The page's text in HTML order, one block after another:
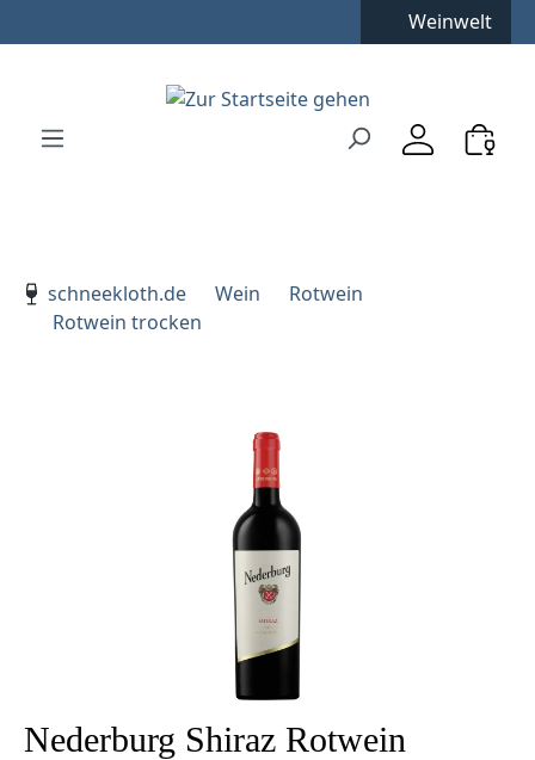
Zur Hauptnavigation springen
Weinwelt
schneekloth.de
Wein
Rotwein
Rotwein trocken
Bildergalerie überspringen
Nederburg Shiraz Rotwein